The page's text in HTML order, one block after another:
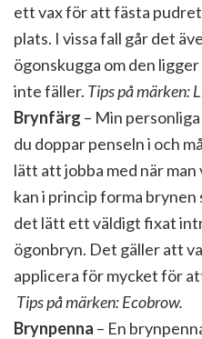
ett vax för att fästa
plats. I vissa fall går det
ögonskugga om den
inte fäller. Tips på märken:
Brynfärg – Min
du doppar penseln i och
lätt att jobba med när
kan i princip forma
det lätt ett väldigt fixat
ögonbryn. Det gäller att
applicera för mycket för
Tips på märken: Ecobrow.
Brynpenna – En